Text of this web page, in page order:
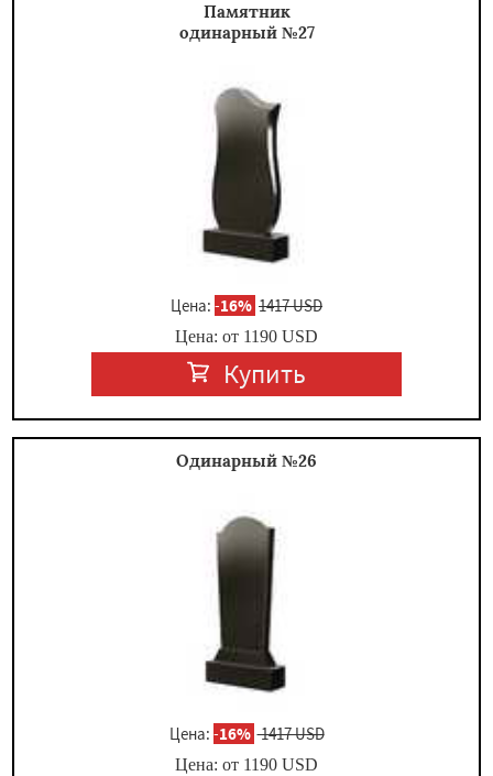
Памятник
одинарный №27
Цена: -16% 1417 USD
Цена: от 1190 USD
Купить
Одинарный №26
Цена: -16% 1417 USD
Цена: от 1190 USD